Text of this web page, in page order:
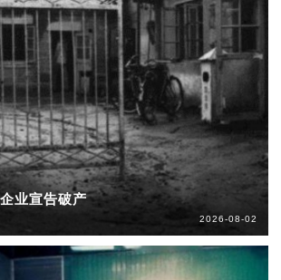
业宣告破产
2026-08-02